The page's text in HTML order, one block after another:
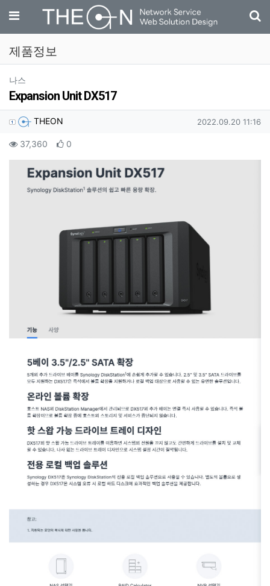
메뉴
제품정보
나스
Expansion Unit DX517
작성자 정보
THEON 작성일
2022.09.20 11:16
컨텐츠 정보
37,360 조회 0
본문